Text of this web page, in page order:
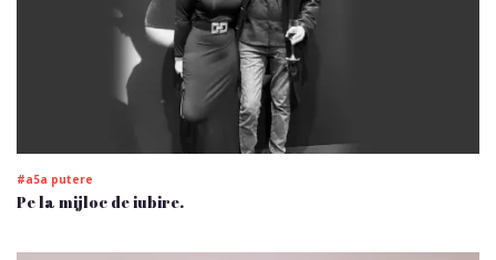
#a5a putere
Pe la mijloc de iubire.